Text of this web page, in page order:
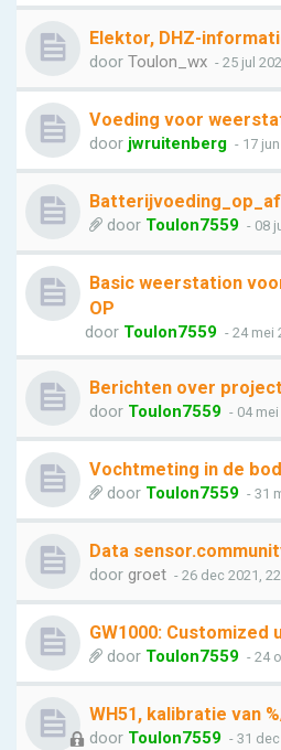
Elektor, DHZ-
door Toulon_wx - 25 jul
Voeding voor
door jwruitenberg - 17
door Toulon7559 - 08
Basic weerstation
OP
door Toulon7559 - 24 mei
Berichten over
door Toulon7559 - 04 mei
Vochtmeting in de
door Toulon7559 - 31
Data
door groet - 26 dec 2021,
GW1000: Customized
door Toulon7559 - 24
WH51, kalibratie van
door Toulon7559 - 31